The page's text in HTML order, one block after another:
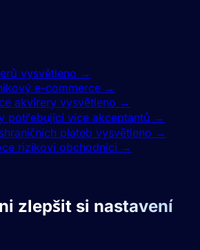
vysvětleno →
e-commerce →
akvirery vysvětleno →
potřebující více akceptantů →
plateb vysvětleno →
rizikoví obchodníci →
zlepšit si nastavení